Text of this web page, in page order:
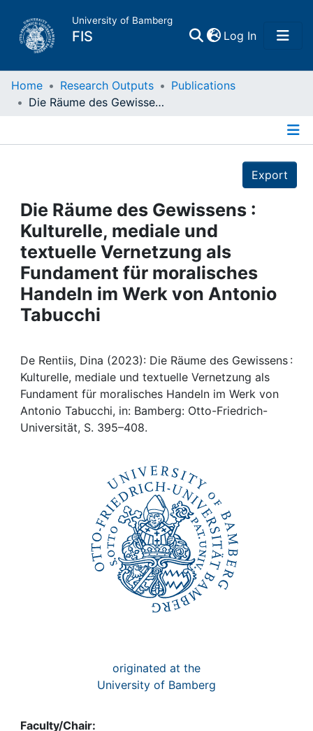
University of Bamberg
FIS Log In(current)
Home
Projects
People
Institutions
Awards
Help
Home Research Outputs
Publications
Die Räume des Gewissens : Kulturelle, mediale und textuelle Vernetzung als Fundament für moralisches Handeln im Werk von Antonio Tabucchi
Export
Die Räume des Gewissens :
Kulturelle, mediale und
textuelle Vernetzung als
Fundament für moralisches
Handeln im Werk von Antonio
Tabucchi
De Rentiis, Dina (2023): Die Räume des Gewissens :
Kulturelle, mediale und textuelle Vernetzung als
Fundament für moralisches Handeln im Werk von
Antonio Tabucchi, in: Bamberg: Otto-Friedrich-
Universität, S. 395–408.
originated at the
University of Bamberg
Faculty/Chair: